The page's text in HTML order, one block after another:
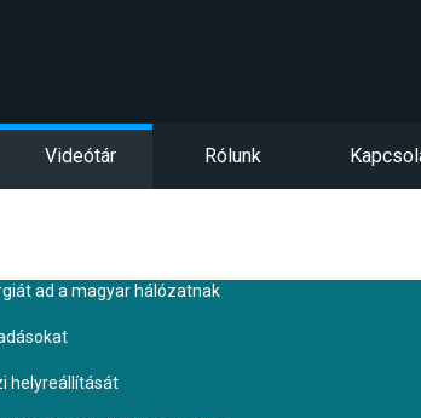
Videótár Rólunk
ad a magyar hálózatnak
helyreállítását